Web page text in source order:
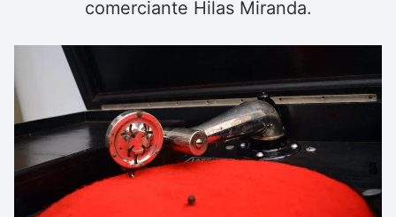
comerciante Hilas Miranda.